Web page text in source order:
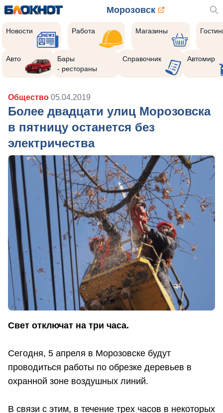
Морозовск
Новости Работа Магазины
Авто
Бары
- рестораны
Справочник Автомир
Общество 05.04.2019
Более двадцати улиц Морозовска
в пятницу останется без
электричества
Свет отключат на три часа.
Сегодня, 5 апреля в Морозовске будут
проводиться работы по обрезке деревьев в
охранной зоне воздушных линий.
В связи с этим, в течение трех часов в некоторых